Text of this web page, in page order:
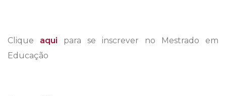
Clique aqui para se inscrever no Mestrado em
Educação